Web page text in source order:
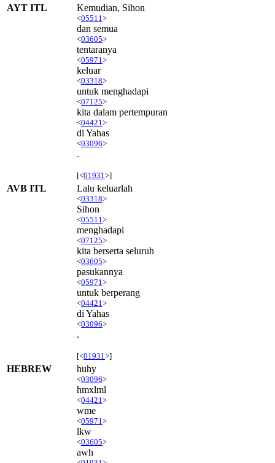
AYT ITL
Kemudian, Sihon
<05511 >
dan semua
<03605>
tentaranya
<05971 >
keluar
<03318>
untuk menghadapi
<07125>
kita dalam pertempuran
<04421 >
di Yahas
<03096>
.
[<01931 >]
AVB ITL Lalu keluarlah
<03318>
Sihon
<05511 >
menghadapi
<07125>
kita berserta seluruh
<03605>
pasukannya
<05971 >
untuk berperang
<04421 >
di Yahas
<03096>
.
[<01931 >]
HEBREW huhy
<03096>
hmxlml
<04421 >
wme
<05971 >
lkw
<03605>
awh